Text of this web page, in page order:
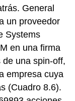
General
un proveedor
Systems
en una firma
de unaspin-off,
empresa cuya
(Cuadro 8.6).